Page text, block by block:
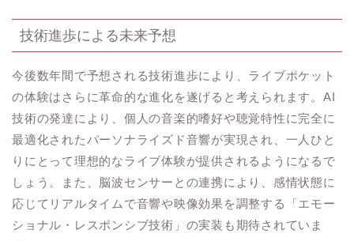
技術進歩による未来予想
今後数年間で予想される技術進歩により、ライブポケット
の体験はさらに革命的な進化を遂げると考えられます。AI
技術の発達により、個人の音楽的嗜好や聴覚特性に完全に
最適化されたパーソナライズド音響が実現され、一人ひと
りにとって理想的なライブ体験が提供されるようになるで
しょう。また、脳波センサーとの連携により、感情状態に
応じてリアルタイムで音響や映像効果を調整する「エモー
ショナル・レスポンシブ技術」の実装も期待されていま